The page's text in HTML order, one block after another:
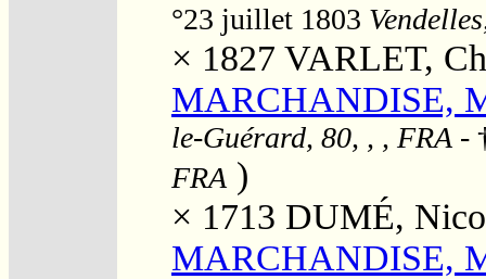
°23 juillet 1803
× 1827 VARLET,
MARCHANDISE,
le-Guérard, 80, , , FRA -
FRA )
× 1713 DUMÉ,
MARCHANDISE,